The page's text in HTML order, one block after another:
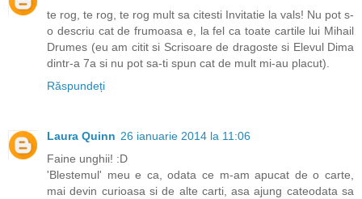
te rog, te rog, te rog mult sa citesti Invitatie la vals! Nu pot s-
o descriu cat de frumoasa e, la fel ca toate cartile lui Mihail
Drumes (eu am citit si Scrisoare de dragoste si Elevul Dima
dintr-a 7a si nu pot sa-ti spun cat de mult mi-au placut).
Răspundeți
Laura Quinn 26 ianuarie 2014 la 11:06
Faine unghii! :D
'Blestemul' meu e ca, odata ce m-am apucat de o carte,
mai devin curioasa si de alte carti, asa ajung cateodata sa